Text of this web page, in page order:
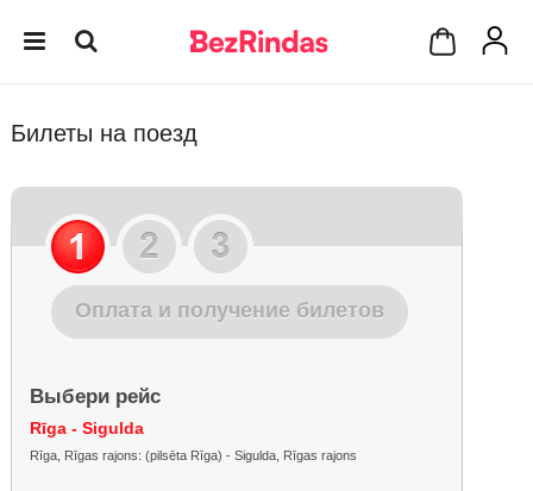
Билеты на поезд
Оплата и получение билетов
Выбери рейс
Rīga - Sigulda
Rīga, Rīgas rajons: (pilsēta Rīga) - Sigulda, Rīgas rajons